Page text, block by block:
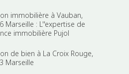
immobilière à Vauban,
Marseille : L''expertise de
immobilière Pujol
de bien à La Croix Rouge,
Marseille